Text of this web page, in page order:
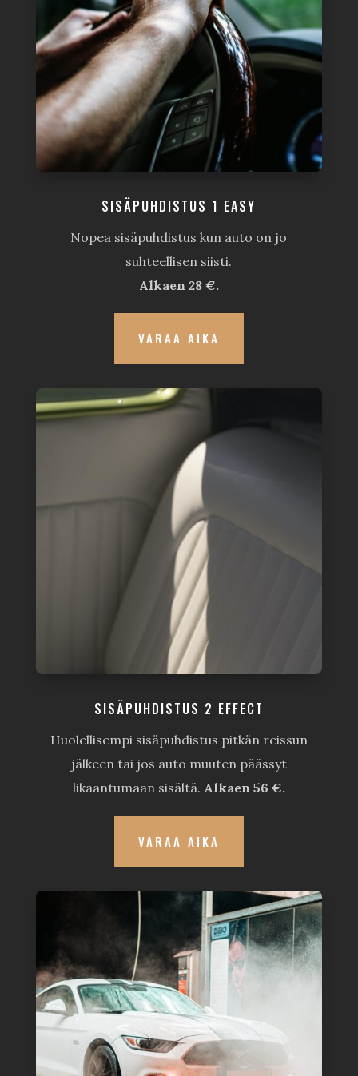
SISÄPUHDISTUS 1 EASY
Nopea sisäpuhdistus kun auto on jo
suhteellisen siisti.
Alkaen 28 €.
VARAA AIKA
SISÄPUHDISTUS 2 EFFECT
Huolellisempi sisäpuhdistus pitkän reissun
jälkeen tai jos auto muuten päässyt
likaantumaan sisältä. Alkaen 56 €.
VARAA AIKA